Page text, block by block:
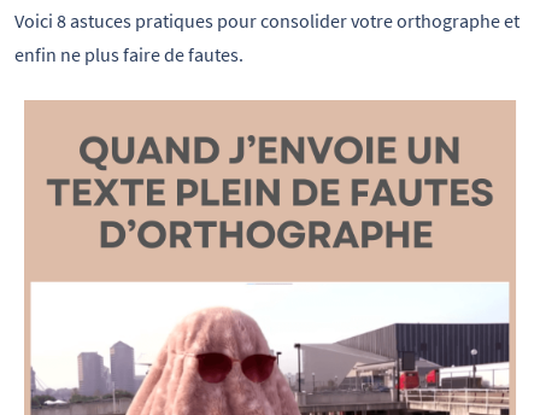
Voici 8 astuces pratiques pour consolider votre orthographe et
enfin ne plus faire de fautes.